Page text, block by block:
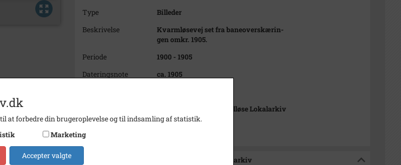
Type
Billeder
Beskrivelse
Kvarmløsevej set fra baneoverskærin-
gen omkr. 1905.
Periode
1900 - 1905
Dateringsnote
ca. 1905
Holbæk-Arkiverne / Tølløse Lokalarkiv
Søg videre i Holbæk-Arkiverne / Tølløse Lokalarkiv
at forbedre din brugeroplevelse og til indsamling af statistik.
Marketing
Accepter valgte